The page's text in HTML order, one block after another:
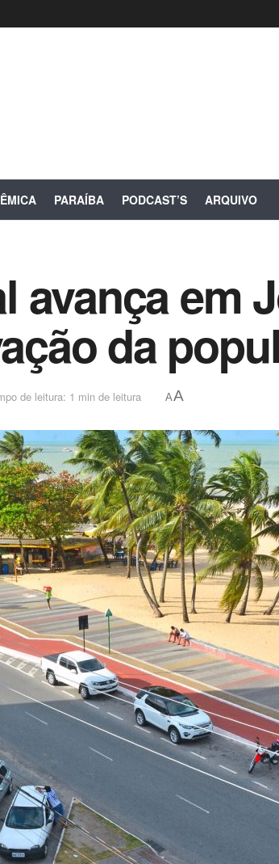
PARAÍBA PODCAST’S ARQUIVO
avança em
da
de leitura: 1 min de leitura AA